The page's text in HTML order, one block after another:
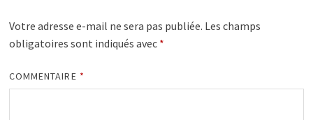
Votre adresse e-mail ne sera pas publiée. Les champs
obligatoires sont indiqués avec *
COMMENTAIRE *